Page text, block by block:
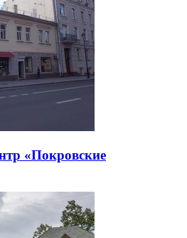
«Покровские